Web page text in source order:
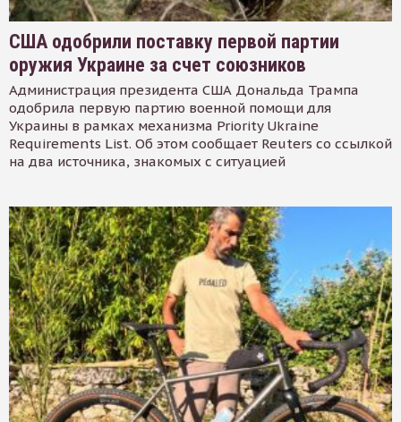
США одобрили поставку первой партии
оружия Украине за счет союзников
Администрация президента США Дональда Трампа
одобрила первую партию военной помощи для
Украины в рамках механизма Priority Ukraine
Requirements List. Об этом сообщает Reuters со ссылкой
на два источника, знакомых с ситуацией